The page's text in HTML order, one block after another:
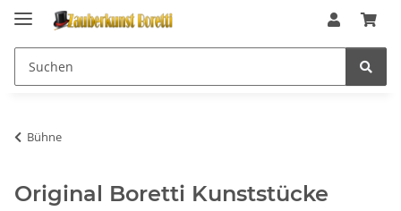
Bühne
Original Boretti Kunststücke